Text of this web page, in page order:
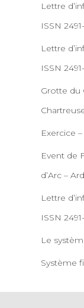
Lettre
ISSN
Lettre
ISSN
Grotte du
Exercice
Event de
d’Arc –
Lettre
ISSN
Le
Système